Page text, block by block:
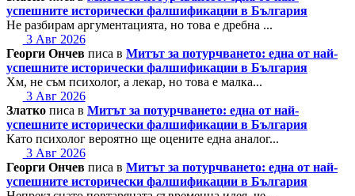
успешните исторически фалшификации в България
Не разбирам аргументацията, но това е дребна ...
3 Авг 2026
Георги Ончев писа в Митът за потурчването: една от най-
успешните исторически фалшификации в България
Хм, не съм психолог, а лекар, но това е малка...
3 Авг 2026
Златко писа в Митът за потурчването: една от най-
успешните исторически фалшификации в България
Като психолог вероятно ще оцените една аналог...
3 Авг 2026
Георги Ончев писа в Митът за потурчването: една от най-
успешните исторически фалшификации в България